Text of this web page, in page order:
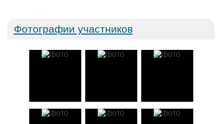
Фотографии участников